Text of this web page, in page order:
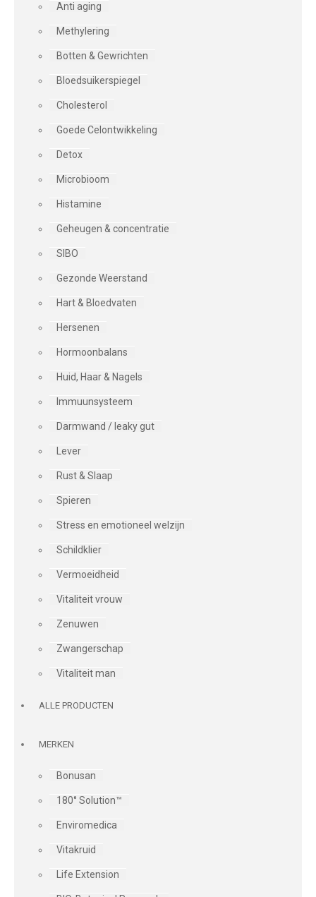
Anti aging
Methylering
Botten & Gewrichten
Bloedsuikerspiegel
Cholesterol
Goede Celontwikkeling
Detox
Microbioom
Histamine
Geheugen & concentratie
SIBO
Gezonde Weerstand
Hart & Bloedvaten
Hersenen
Hormoonbalans
Huid, Haar & Nagels
Immuunsysteem
Darmwand / leaky gut
Lever
Rust & Slaap
Spieren
Stress en emotioneel welzijn
Schildklier
Vermoeidheid
Vitaliteit vrouw
Zenuwen
Zwangerschap
Vitaliteit man
ALLE PRODUCTEN
MERKEN
Bonusan
180° Solution™
Enviromedica
Vitakruid
Life Extension